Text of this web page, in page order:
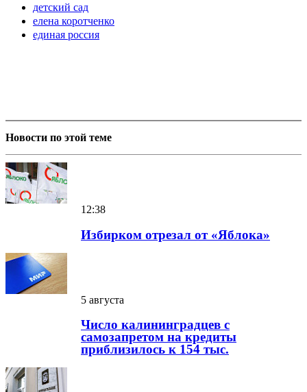
детский сад
елена коротченко
единая россия
Новости по этой теме
12:38
Избирком отрезал от «Яблока»
5 августа
Число калининградцев с
самозапретом на кредиты
приблизилось к 154 тыс.